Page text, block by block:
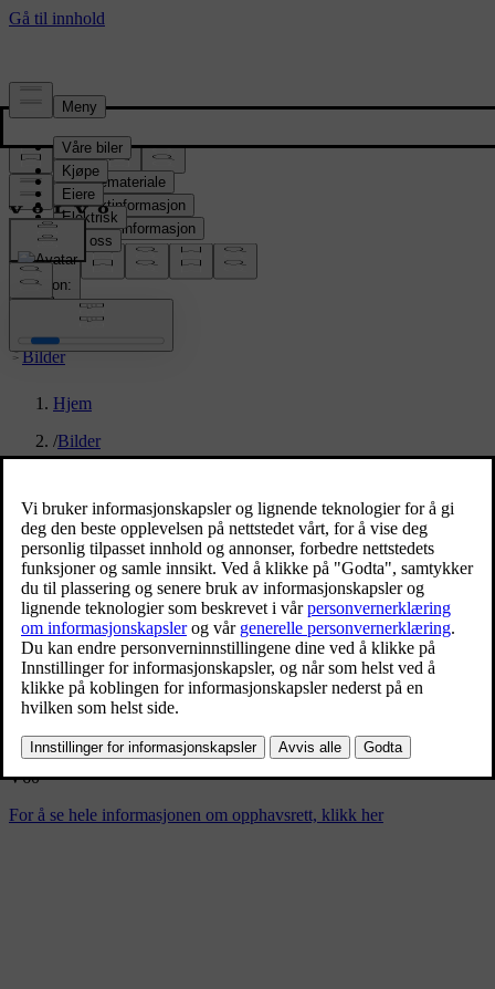
Presserom
Pressemateriale
Produktinformasjon
Selskapsinformasjon
Mediekontakter
location:
NO
Bilder
Hjem
/Bilder
V60
8/9/2024
Bokmerke
Del
Last ned
V60
For å se hele informasjonen om opphavsrett, klikk her